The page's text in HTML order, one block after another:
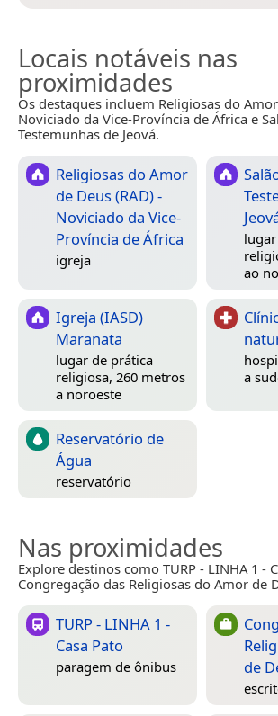
Locais notáveis nas
proximidades
Os destaques incluem Religiosas do
Noviciado da Vice-Província de África e
Testemunhas de Jeová.
Religiosas do Amor
de Deus (RAD) -
Noviciado da Vice-
Província de África
igreja
ao
Igreja (IASD)
Maranata
lugar de prática
religiosa, 260 metros
a noroeste
a
Reservatório de
Água
reservatório
Nas proximidades
Explore destinos como TURP - LINHA 1 -
Congregação das Religiosas do Amor de
TURP - LINHA 1 -
Casa Pato
paragem de ônibus
de